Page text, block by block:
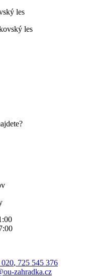
les
020, 725 545 376
zahradka.cz